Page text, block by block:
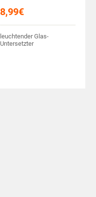
8,99€
leuchtender Glas-
Untersetzter